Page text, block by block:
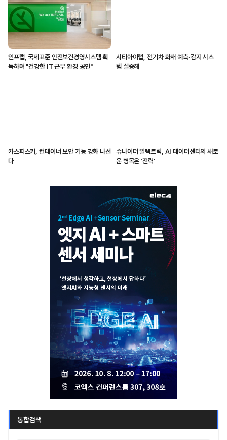
인프랩, 국제표준 안전보건경영시스템 획
득하며 "건강한 IT 근무 환경 공인"
시티아이랩, 전기차 화재 예측·감지 시스
템 실증해
카스퍼스키, 컨테이너 보안 기능 강화 나선
다
슈나이더 일렉트릭, AI 데이터센터의 새로
운 병목은 ‘전력’
통합검색